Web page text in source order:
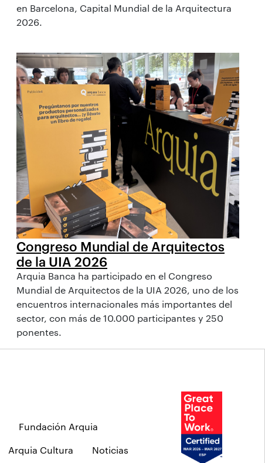
en Barcelona, Capital Mundial de la Arquitectura
2026.
Congreso Mundial de Arquitectos
de la UIA 2026
Arquia Banca ha participado en el Congreso
Mundial de Arquitectos de la UIA 2026, uno de los
encuentros internacionales más importantes del
sector, con más de 10.000 participantes y 250
ponentes.
Fundación Arquia
Arquia Cultura Noticias